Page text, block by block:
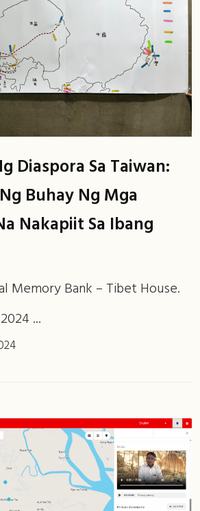
Diaspora Sa Taiwan:
Buhay Ng Mga
Nakapiit Sa Ibang
Memory Bank – Tibet House.
...